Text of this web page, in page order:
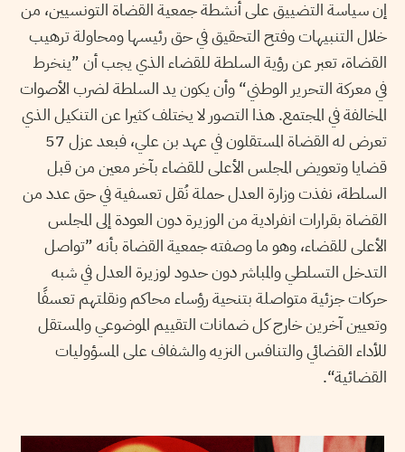
إن سياسة التضييق على أنشطة جمعية القضاة التونسيين، من
خلال التنبيهات وفتح التحقيق في حق رئيسها ومحاولة ترهيب
القضاة، تعبر عن رؤية السلطة للقضاء الذي يجب أن ”ينخرط
في معركة التحرير الوطني“ وأن يكون يد السلطة لضرب الأصوات
المخالفة في المجتمع. هذا التصور لا يختلف كثيرا عن التنكيل الذي
تعرض له القضاة المستقلون في عهد بن علي، فبعد عزل 57
قضايا وتعويض المجلس الأعلى للقضاء بآخر معين من قبل
السلطة، نفذت وزارة العدل حملة نُقل تعسفية في حق عدد من
القضاة بقرارات انفرادية من الوزيرة دون العودة إلى المجلس
الأعلى للقضاء، وهو ما وصفته جمعية القضاة بأنه ”تواصل
التدخل التسلطي والمباشر دون حدود لوزيرة العدل في شبه
حركات جزئية متواصلة بتنحية رؤساء محاكم ونقلتهم تعسفًا
وتعيين آخرين خارج كل ضمانات التقييم الموضوعي والمستقل
للأداء القضائي والتنافس النزيه والشفاف على المسؤوليات
القضائية“.